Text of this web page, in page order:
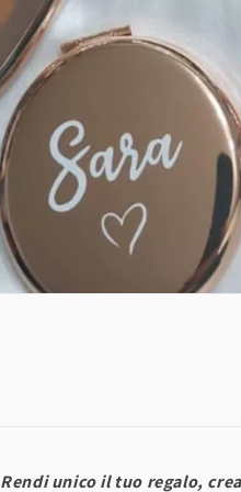
Rendi unico il tuo regalo,